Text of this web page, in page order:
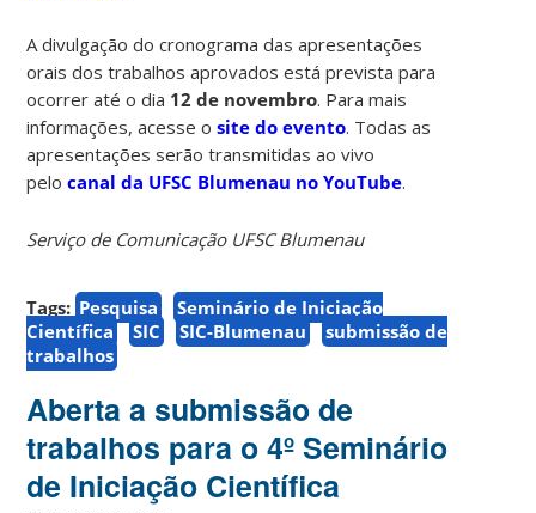
A divulgação do cronograma das apresentações
orais dos trabalhos aprovados está prevista para
ocorrer até o dia 12 de novembro. Para mais
informações, acesse osite do evento. Todas as
apresentações serão transmitidas ao vivo
pelocanal da UFSC Blumenau no YouTube.
Serviço de Comunicação UFSC Blumenau
Tags: Pesquisa
Seminário de Iniciação
Científica
SIC SIC-Blumenau
submissão de
trabalhos
Aberta a submissão de
trabalhos para o 4º Seminário
de Iniciação Científica